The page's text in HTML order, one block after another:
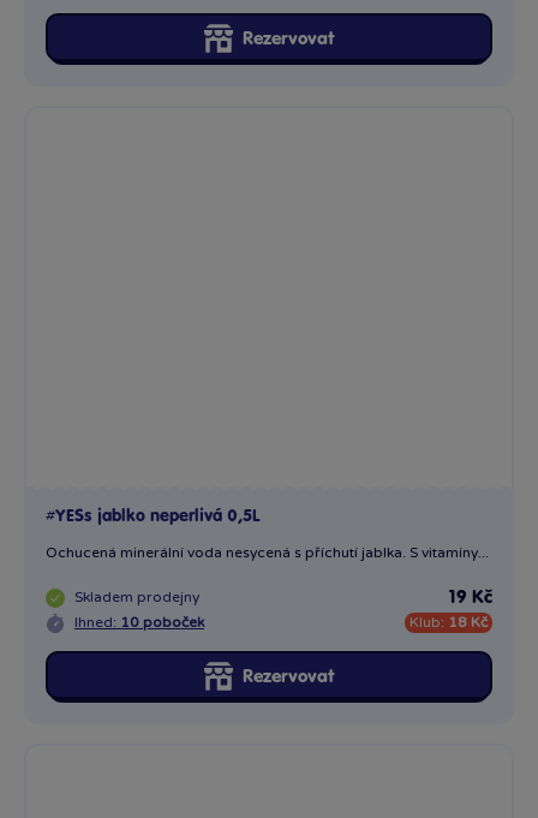
Rezervovat
#YESs jablko neperlivá 0,5L
Ochucená minerální voda nesycená s příchutí jablka. S vitamíny...
Skladem prodejny
Ihned: 10 poboček
19 Kč
Klub: 18 Kč
Rezervovat